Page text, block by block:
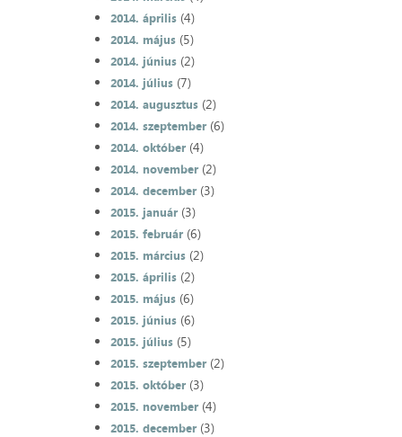
2014. április(4)
2014. május(5)
2014. június(2)
2014. július(7)
2014. augusztus(2)
2014. szeptember(6)
2014. október(4)
2014. november(2)
2014. december(3)
2015. január(3)
2015. február(6)
2015. március(2)
2015. április(2)
2015. május(6)
2015. június(6)
2015. július(5)
2015. szeptember(2)
2015. október(3)
2015. november(4)
2015. december(3)